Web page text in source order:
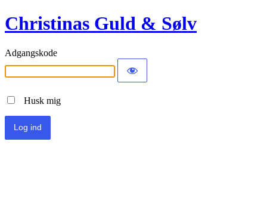
Christinas Guld & Sølv
Adgangskode
Husk mig